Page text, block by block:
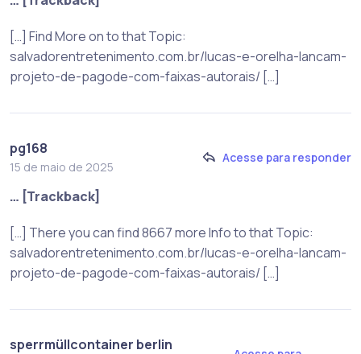
[…] Find More on to that Topic:
salvadorentretenimento.com.br/lucas-e-orelha-lancam-
projeto-de-pagode-com-faixas-autorais/ […]
pg168
15 de maio de 2025
Acesse para responder
… [Trackback]
[…] There you can find 8667 more Info to that Topic:
salvadorentretenimento.com.br/lucas-e-orelha-lancam-
projeto-de-pagode-com-faixas-autorais/ […]
sperrmüllcontainer berlin